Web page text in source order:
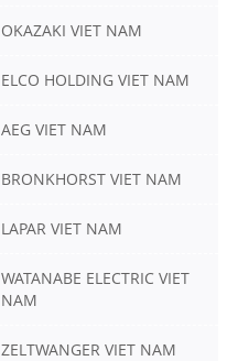
OKAZAKI VIET NAM
ELCO HOLDING VIET NAM
AEG VIET NAM
BRONKHORST VIET NAM
LAPAR VIET NAM
WATANABE ELECTRIC VIET
NAM
ZELTWANGER VIET NAM